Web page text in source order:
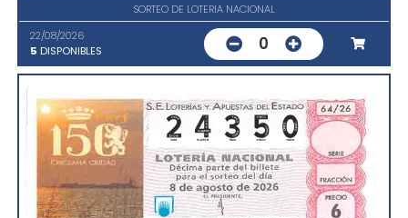
SORTEO DE LOTERIA NACIONAL
22/08/2026
5 DISPONIBLES 0